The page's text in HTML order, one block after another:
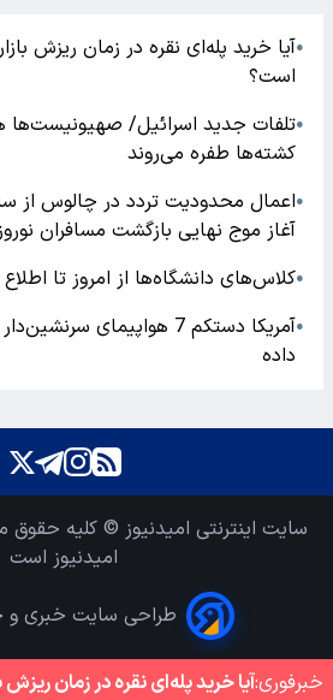
●آیا خرید پله‌ای نقره در زمان ریزش
است؟
●تلفات جدید اسرائیل/ صهیونیست‌ها
کشته‌ها طفره می‌روند
●
آغاز موج نهایی بازگشت مسافران
●کلاس‌های دانشگاه‌ها از امروز تا
●
آمریکا دستکم 7 هواپیمای
داده
خبر‌فوری:آیا خرید پله‌ای نقره در زمان ریزش
سایت اینترنتی امیدنیوز © کلیه حقوق
امیدنیوز است
طراحی سایت خبری و